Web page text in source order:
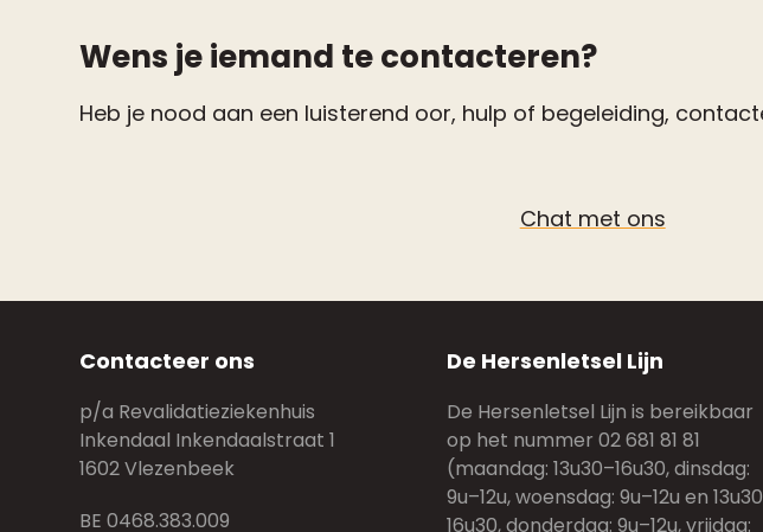
Wens je iemand te contacteren?
Heb je nood aan een luisterend oor, hulp of begeleiding,
Chat met ons
Contacteer ons
p/a Revalidatieziekenhuis
Inkendaal Inkendaalstraat 1
1602 Vlezenbeek
BE 0468.383.009
De Hersenletsel Lijn
De Hersenletsel Lijn is bereikbaar
op het nummer 02 681 81 81
(maandag: 13u30–16u30, dinsdag:
9u–12u, woensdag: 9u–12u en
16u30, donderdag: 9u–12u, vrijdag: